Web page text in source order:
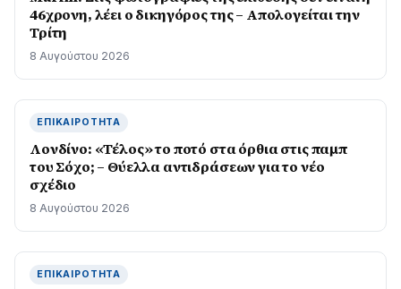
46χρονη, λέει ο δικηγόρος της – Απολογείται την
Τρίτη
8 Αυγούστου 2026
ΕΠΙΚΑΙΡΌΤΗΤΑ
Λονδίνο: «Τέλος» το ποτό στα όρθια στις παμπ
του Σόχο; – Θύελλα αντιδράσεων για το νέο
σχέδιο
8 Αυγούστου 2026
ΕΠΙΚΑΙΡΌΤΗΤΑ